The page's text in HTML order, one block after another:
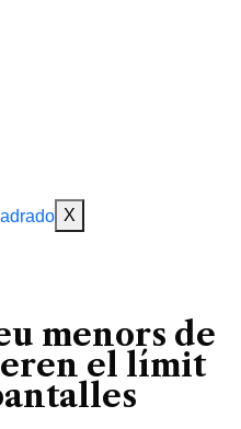
X
menors de
el límit